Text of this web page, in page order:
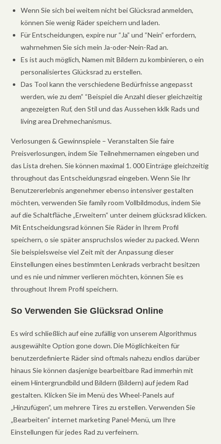
Wenn Sie sich bei weitem nicht bei Glücksrad anmelden,
können Sie wenig Räder speichern und laden.
Für Entscheidungen, expire nur “Ja” und “Nein” erfordern,
wahrnehmen Sie sich mein Ja-oder-Nein-Rad an.
Es ist auch möglich, Namen mit Bildern zu kombinieren, o ein
personalisiertes Glücksrad zu erstellen.
Das Tool kann the verschiedene Bedürfnisse angepasst
werden, wie zu dem” “Beispiel die Anzahl dieser gleichzeitig
angezeigten Ruf, den Stil und das Aussehen kklk Rads und
living area Drehmechanismus.
Verlosungen & Gewinnspiele – Veranstalten Sie faire
Preisverlosungen, indem Sie Teilnehmernamen eingeben und
das Lista drehen. Sie können maximal 1. 000 Einträge gleichzeitig
throughout das Entscheidungsrad eingeben. Wenn Sie Ihr
Benutzererlebnis angenehmer ebenso intensiver gestalten
möchten, verwenden Sie family room Vollbildmodus, indem Sie
auf die Schaltfläche „Erweitern“ unter deinem glücksrad klicken.
Mit Entscheidungsrad können Sie Räder in Ihrem Profil
speichern, o sie später anspruchslos wieder zu packed. Wenn
Sie beispielsweise viel Zeit mit der Anpassung dieser
Einstellungen eines bestimmten Lenkrads verbracht besitzen
und es nie und nimmer verlieren möchten, können Sie es
throughout Ihrem Profil speichern.
So Verwenden Sie Glücksrad Online
Es wird schließlich auf eine zufällig von unserem Algorithmus
ausgewählte Option gone down. Die Möglichkeiten für
benutzerdefinierte Räder sind oftmals nahezu endlos darüber
hinaus Sie können dasjenige bearbeitbare Rad immerhin mit
einem Hintergrundbild und Bildern (Bildern) auf jedem Rad
gestalten. Klicken Sie im Menü des Wheel-Panels auf
„Hinzufügen“, um mehrere Tires zu erstellen. Verwenden Sie
„Bearbeiten“ internet marketing Panel-Menü, um Ihre
Einstellungen für jedes Rad zu verfeinern.